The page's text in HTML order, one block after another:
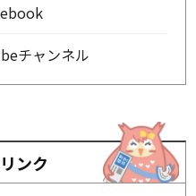
チャンネル
ンク